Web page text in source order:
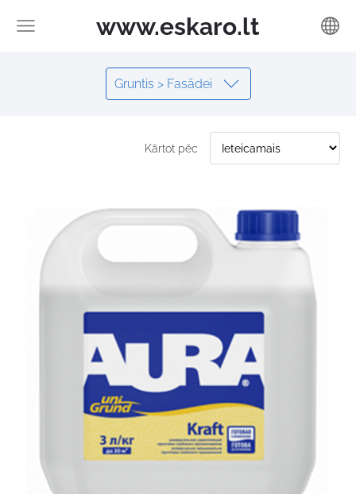
www.eskaro.lt
Gruntis > Fasādei
Kārtot pēc